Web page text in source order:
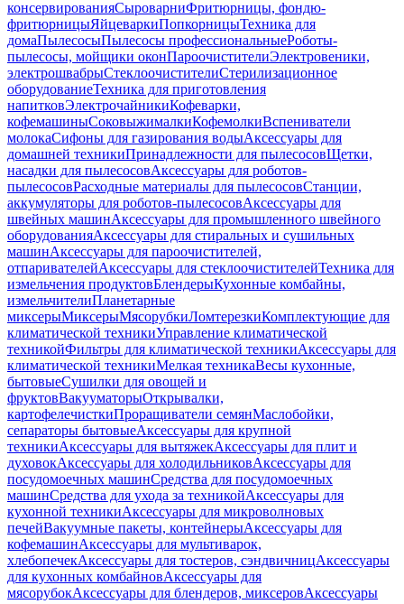
консервированияСыроварниФритюрницы, фондю-
фритюрницыЯйцеваркиПопкорницыТехника для
домаПылесосыПылесосы профессиональныеРоботы-
пылесосы, мойщики оконПароочистителиЭлектровеники,
электрошвабрыСтеклоочистителиСтерилизационное
оборудованиеТехника для приготовления
напитковЭлектрочайникиКофеварки,
кофемашиныСоковыжималкиКофемолкиВспениватели
молокаСифоны для газирования водыАксессуары для
домашней техникиПринадлежности для пылесосовЩетки,
насадки для пылесосовАксессуары для роботов-
пылесосовРасходные материалы для пылесосовСтанции,
аккумуляторы для роботов-пылесосовАксессуары для
швейных машинАксессуары для промышленного швейного
оборудованияАксессуары для стиральных и сушильных
машинАксессуары для пароочистителей,
отпаривателейАксессуары для стеклоочистителейТехника для
измельчения продуктовБлендерыКухонные комбайны,
измельчителиПланетарные
миксерыМиксерыМясорубкиЛомтерезкиКомплектующие для
климатической техникиУправление климатической
техникойФильтры для климатической техникиАксессуары для
климатической техникиМелкая техникаВесы кухонные,
бытовыеСушилки для овощей и
фруктовВакууматорыОткрывалки,
картофелечисткиПроращиватели семянМаслобойки,
сепараторы бытовыеАксессуары для крупной
техникиАксессуары для вытяжекАксессуары для плит и
духовокАксессуары для холодильниковАксессуары для
посудомоечных машинСредства для посудомоечных
машинСредства для ухода за техникойАксессуары для
кухонной техникиАксессуары для микроволновых
печейВакуумные пакеты, контейнерыАксессуары для
кофемашинАксессуары для мультиварок,
хлебопечекАксессуары для тостеров, сэндвичницАксессуары
для кухонных комбайновАксессуары для
мясорубокАксессуары для блендеров, миксеровАксессуары